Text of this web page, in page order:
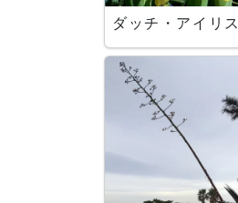
ダッチ・アイリス